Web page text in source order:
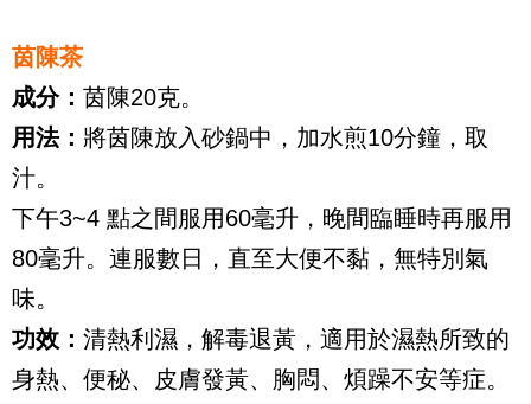
茵陳茶
成分： 茵陳20克。
用法： 將茵陳放入砂鍋中，加水煎10分鐘，取
汁。
下午3~4 點之間服用60毫升，晚間臨睡時再服用
80毫升。連服數日，直至大便不黏，無特別氣
味。
功效： 清熱利濕，解毒退黃，適用於濕熱所致的
身熱、便秘、皮膚發黃、胸悶、煩躁不安等症。